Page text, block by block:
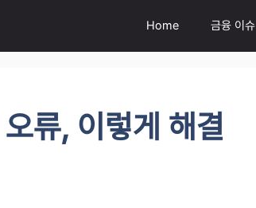
Home 금융 이슈
류, 이렇게 해결